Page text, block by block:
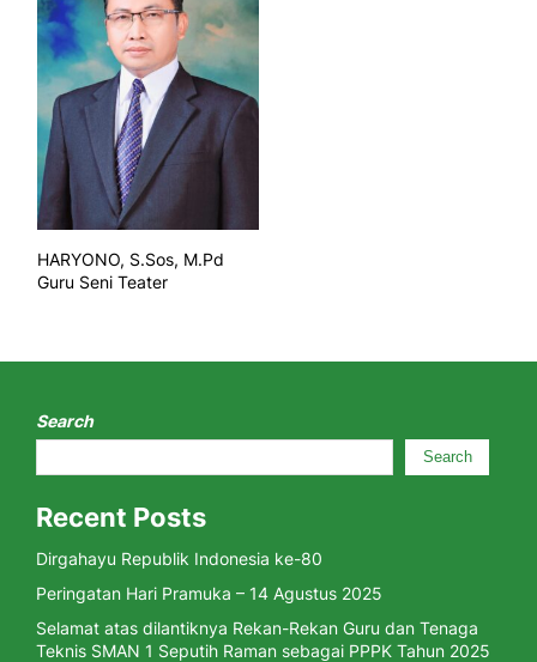
HARYONO, S.Sos, M.Pd
Guru Seni Teater
Search
Search
Recent Posts
Dirgahayu Republik Indonesia ke-80
Peringatan Hari Pramuka – 14 Agustus 2025
Selamat atas dilantiknya Rekan-Rekan Guru dan Tenaga
Teknis SMAN 1 Seputih Raman sebagai PPPK Tahun 2025